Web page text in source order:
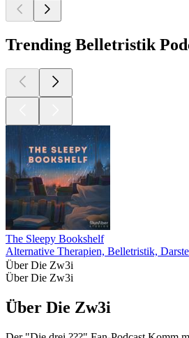
Trending Belletristik
The Sleepy Bookshelf
Alternative Therapien, Belletristik,
Über Die Zw3i
Über Die Zw3i
Über Die Zw3i